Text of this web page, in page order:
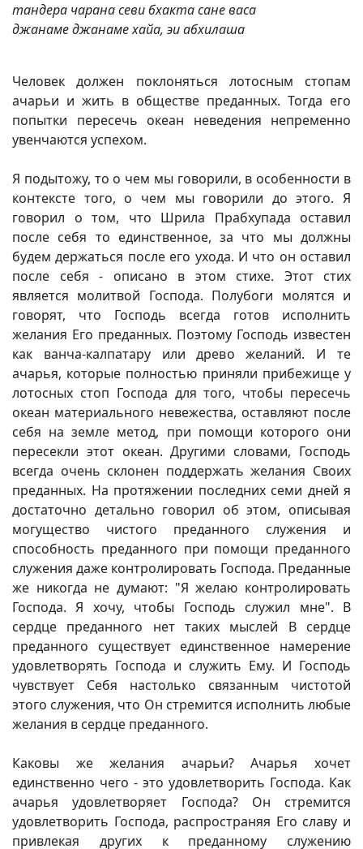
тандера чарана севи бхакта сане васа
джанаме джанаме хайа, эи абхилаша
Человек должен поклоняться лотосным стопам
ачарьи и жить в обществе преданных. Тогда его
попытки пересечь океан неведения непременно
увенчаются успехом.
Я подытожу, то о чем мы говорили, в особенности в
контексте того, о чем мы говорили до этого. Я
говорил о том, что Шрила Прабхупада оставил
после себя то единственное, за что мы должны
будем держаться после его ухода. И что он оставил
после себя - описано в этом стихе. Этот стих
является молитвой Господа. Полубоги молятся и
говорят, что Господь всегда готов исполнить
желания Его преданных. Поэтому Господь известен
как ванча-калпатару или древо желаний. И те
ачарья, которые полностью приняли прибежище у
лотосных стоп Господа для того, чтобы пересечь
океан материального невежества, оставляют после
себя на земле метод, при помощи которого они
пересекли этот океан. Другими словами, Господь
всегда очень склонен поддержать желания Своих
преданных. На протяжении последних семи дней я
достаточно детально говорил об этом, описывая
могущество чистого преданного служения и
способность преданного при помощи преданного
служения даже контролировать Господа. Преданные
же никогда не думают: "Я желаю контролировать
Господа. Я хочу, чтобы Господь служил мне". В
сердце преданного нет таких мыслей В сердце
преданного существует единственное намерение
удовлетворять Господа и служить Ему. И Господь
чувствует Себя настолько связанным чистотой
этого служения, что Он стремится исполнить любые
желания в сердце преданного.
Каковы же желания ачарьи? Ачарья хочет
единственно чего - это удовлетворить Господа. Как
ачарья удовлетворяет Господа? Он стремится
удовлетворить Господа, распространяя Его славу и
привлекая других к преданному служению